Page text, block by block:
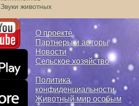
Звуки животных
О проекте
Партнеры и авторы
Новости
Сельское хозяйство
Политика
конфиденциальности
Животный мир особым